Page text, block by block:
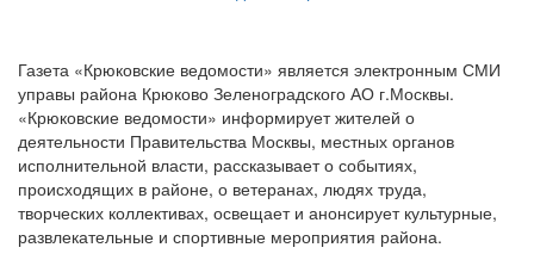
Газета «Крюковские ведомости» является электронным СМИ
управы района Крюково Зеленоградского АО г.Москвы.
«Крюковские ведомости» информирует жителей о
деятельности Правительства Москвы, местных органов
исполнительной власти, рассказывает о событиях,
происходящих в районе, о ветеранах, людях труда,
творческих коллективах, освещает и анонсирует культурные,
развлекательные и спортивные мероприятия района.